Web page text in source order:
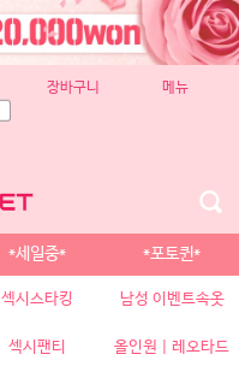
장바구니 메뉴
*세일중* *포토퀸*
섹시스타킹 남성 이벤트속옷
섹시팬티 올인원 | 레오타드